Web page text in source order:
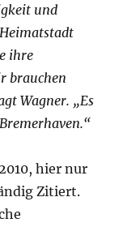
und
ihre
brauchen
Wagner. „Es
hier nur
Zitiert.